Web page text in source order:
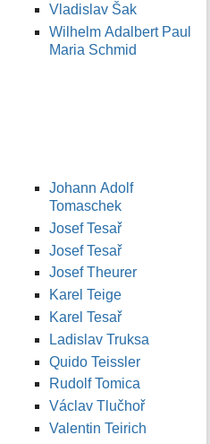
Vladislav Šak
Wilhelm Adalbert Paul
Maria Schmid
Johann Adolf
Tomaschek
Josef Tesař
Josef Tesař
Josef Theurer
Karel Teige
Karel Tesař
Ladislav Truksa
Quido Teissler
Rudolf Tomica
Václav Tlučhoř
Valentin Teirich